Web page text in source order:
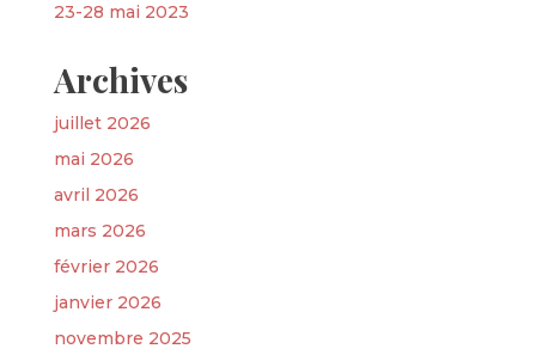
23-28 mai 2023
Archives
juillet 2026
mai 2026
avril 2026
mars 2026
février 2026
janvier 2026
novembre 2025